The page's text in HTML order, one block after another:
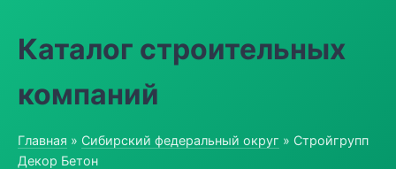
Каталог строительных
компаний
Главная » Сибирский федеральный округ » Стройгрупп
Декор Бетон